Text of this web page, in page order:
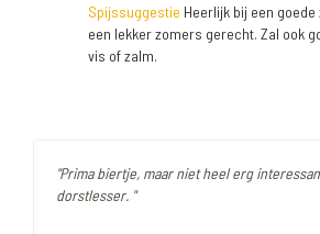
Spijssuggestie Heerlijk bij een
een lekker zomers gerecht. Zal ook
vis of zalm.
"Prima biertje, maar niet heel erg
dorstlesser. "